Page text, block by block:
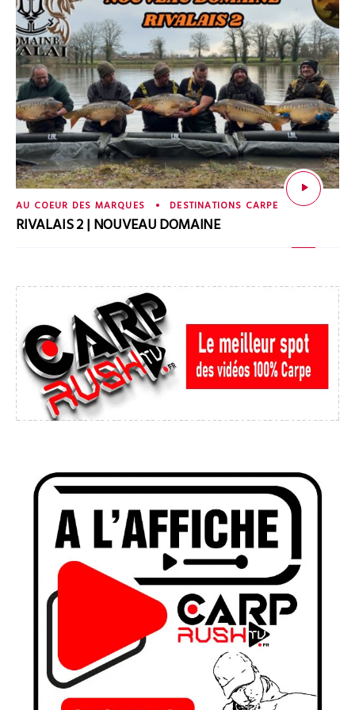
AU COEUR DES MARQUES DESTINATIONS CARPE
RIVALAIS 2 | NOUVEAU DOMAINE